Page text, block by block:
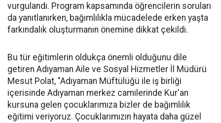
vurgulandı. Program kapsamında öğrencilerin soruları
da yanıtlanırken, bağımlılıkla mücadelede erken yaşta
farkındalık oluşturmanın önemine dikkat çekildi.
Bu tür eğitimlerin oldukça önemli olduğunu dile
getiren Adıyaman Aile ve Sosyal Hizmetler İl Müdürü
Mesut Polat, "Adıyaman Müftülüğü ile iş birliği
içerisinde Adıyaman merkez camilerinde Kur'an
kursuna gelen çocuklarımıza bizler de bağımlılık
eğitimi veriyoruz. Çocuklarımızın hayata daha güzel